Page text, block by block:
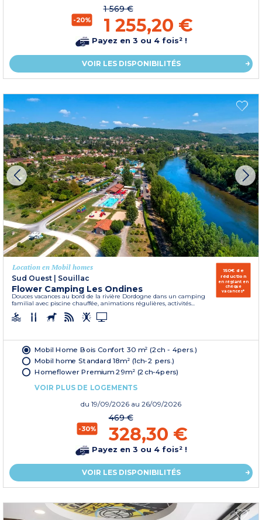
-20%
1 569 €
1 255,20 €
Payez en 3 ou 4 fois² !
VOIR LES DISPONIBILITÉS
Location en Mobil homes
Sud Ouest | Souillac
Flower Camping Les Ondines
Douces vacances au bord de la rivière Dordogne dans un camping
familial avec piscine chauffée, animations régulières, activités...
150€ de
réduction
en réglant en
chèque
vacances*
Mobil Home Bois Confort 30 m² (2ch - 4pers.)
Mobil home Standard 18m² (1ch-2 pers.)
Homeflower Premium 29m² (2ch-4pers)
VOIR PLUS DE LOGEMENTS
du 19/09/2026 au 26/09/2026
-30%
469 €
328,30 €
Payez en 3 ou 4 fois² !
VOIR LES DISPONIBILITÉS